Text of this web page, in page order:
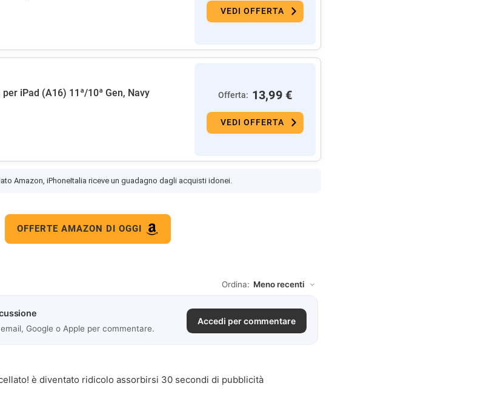
VEDI OFFERTA
iPad (A16) 11ª/10ª Gen, Navy Offerta: 13,99 €
VEDI OFFERTA
Amazon, iPhoneItalia riceve un guadagno dagli acquisti idonei.
OFFERTE AMAZON DI OGGI
Ordina:
Google o Apple per commentare.
Accedi per commentare
è diventato ridicolo assorbirsi 30 secondi di pubblicità